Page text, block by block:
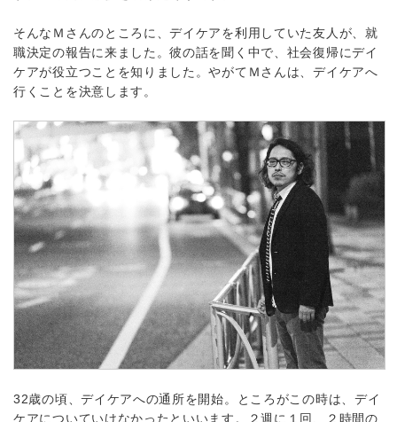
そんなＭさんのところに、デイケアを利用していた友人が、就
職決定の報告に来ました。彼の話を聞く中で、社会復帰にデイ
ケアが役立つことを知りました。やがてＭさんは、デイケアへ
行くことを決意します。
32歳の頃、デイケアへの通所を開始。ところがこの時は、デイ
ケアについていけなかったといいます。２週に１回、２時間の